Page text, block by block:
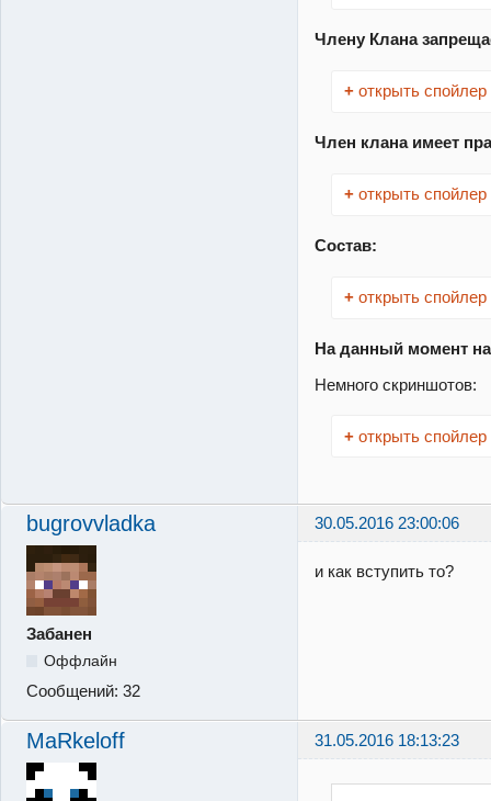
Члену Клана
+ открыть спойлер
Член клана имеет
+ открыть спойлер
Состав:
+ открыть спойлер
На данный момент
Немного скриншотов:
+ открыть спойлер
bugrovvladka 30.05.2016 23:00:06
Забанен
Оффлайн
Сообщений: 32
и как вступить то?
MaRkeloff 31.05.2016 18:13:23